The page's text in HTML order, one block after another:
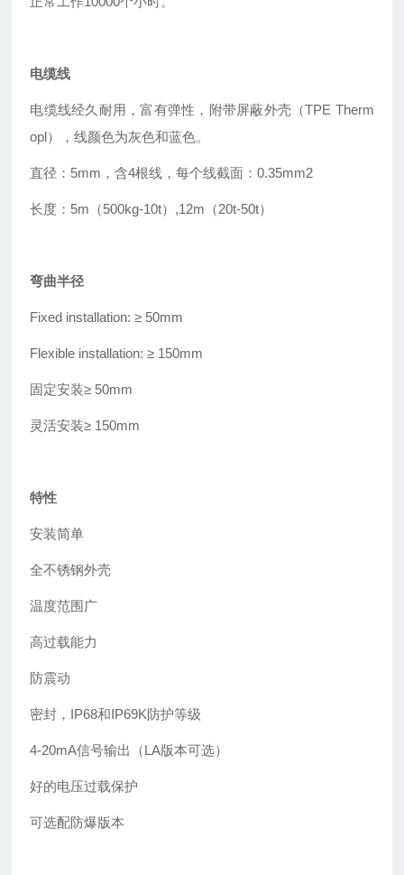
电缆线
电缆线经久耐用，富有弹性，附带屏蔽外壳（TPE Therm
opl），线颜色为灰色和蓝色。
直径：5mm，含4根线，每个线截面：0.35mm2
长度：5m（500kg-10t） ,12m（20t-50t）
弯曲半径
Fixed installation: ≥ 50mm
Flexible installation: ≥ 150mm
固定安装≥ 50mm
灵活安装≥ 150mm
特性
安装简单
全不锈钢外壳
温度范围广
高过载能力
防震动
密封，IP68和IP69K防护等级
4-20mA信号输出（LA版本可选）
好的电压过载保护
可选配防爆版本